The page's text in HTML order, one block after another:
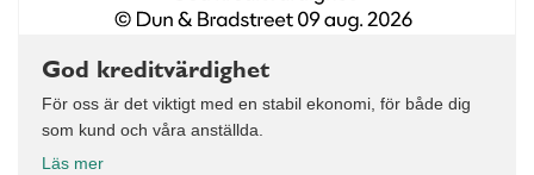
God kreditvärdighet
För oss är det viktigt med en stabil ekonomi, för både dig
som kund och våra anställda.
Läs mer